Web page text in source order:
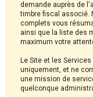
demande auprès de
timbre fiscal associé.
complets vous
ainsi que la liste des
maximum votre
Le Site et les
uniquement, et ne
une mission de
quelconque